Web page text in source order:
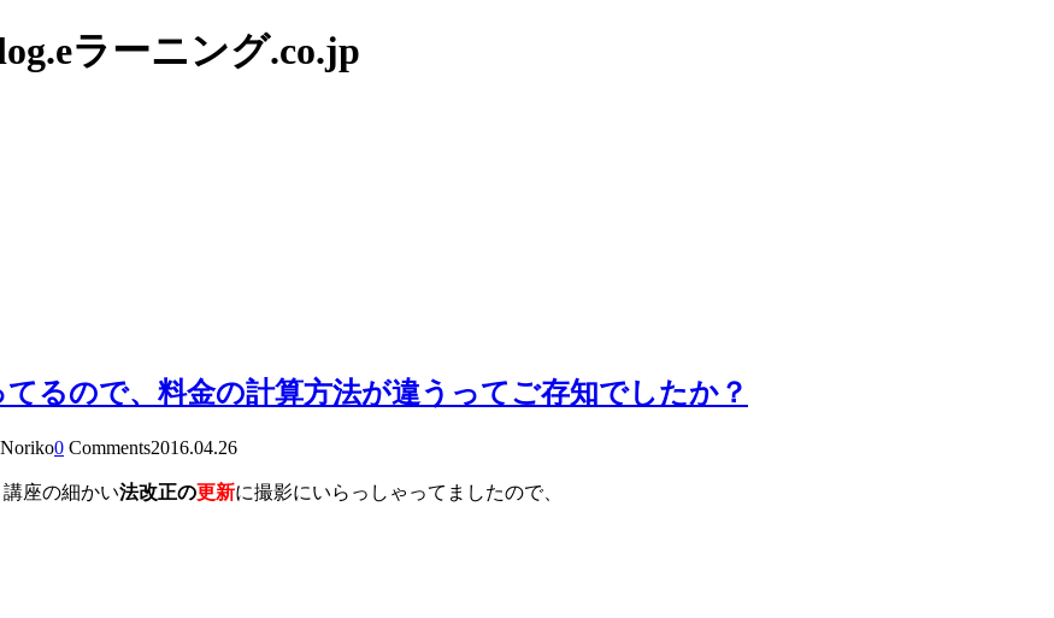
ラーニング.co.jp
るので、料金の計算方法が違うってご存知でしたか？
0 Comments2016.04.26
講座の細かい法改正の更新に撮影にいらっしゃってましたので、